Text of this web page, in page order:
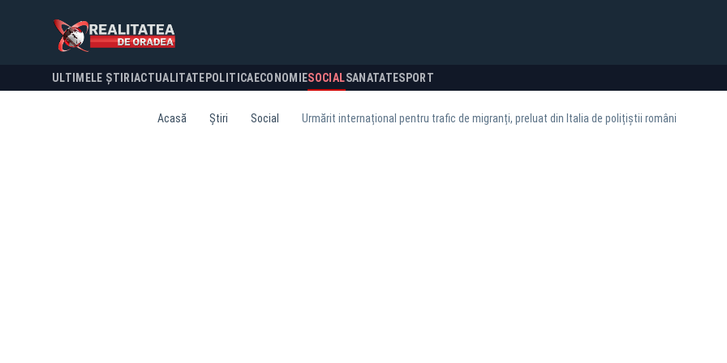
ULTIMELE ȘTIRI ACTUALITATE POLITICA ECONOMIESOCIALSANATATESPORT
Acasă Știri Social Urmărit internațional pentru trafic de migranți, preluat din Italia de polițiștii români